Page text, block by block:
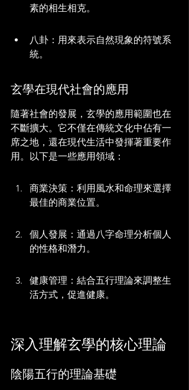
素的相生相克。
八卦：用來表示自然現象的符號系
統。
玄學在現代社會的應用
隨著社會的發展，玄學的應用範圍也在
不斷擴大。它不僅在傳統文化中佔有一
席之地，還在現代生活中發揮著重要作
用。以下是一些應用領域：
商業決策：利用風水和命理來選擇
最佳的商業位置。
個人發展：通過八字命理分析個人
的性格和潛力。
健康管理：結合五行理論來調整生
活方式，促進健康。
深入理解玄學的核心理論
陰陽五行的理論基礎